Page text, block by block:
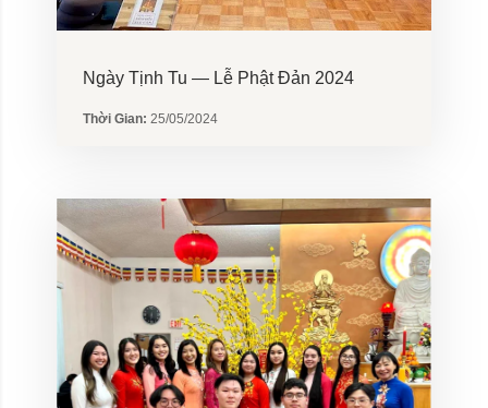
Ngày Tịnh Tu — Lễ Phật Đản 2024
Thời Gian: 25/05/2024